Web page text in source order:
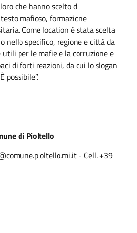
che hanno scelto di
mafioso, formazione
Come location è stata scelta
nello specifico, regione e città da
utili per le mafie e la corruzione e
di forti reazioni, da cui lo slogan
possibile”.
di Pioltello
- Cell. +39